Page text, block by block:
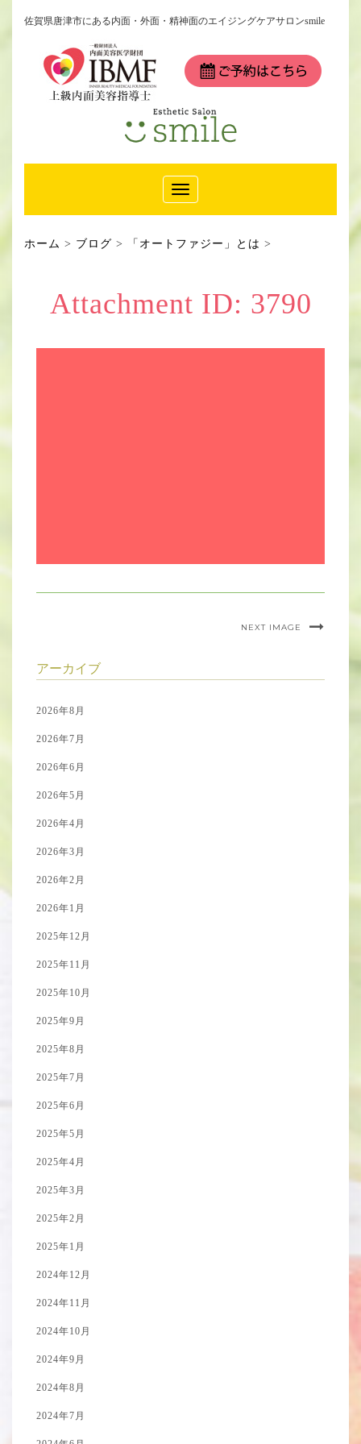
佐賀県唐津市にある内面・外面・精神面のエイジングケアサロンsmile
Toggle
Navigation
ホーム > ブログ > 「オートファジー」とは >
Attachment ID: 3790
NEXT IMAGE
アーカイブ
2026年8月
2026年7月
2026年6月
2026年5月
2026年4月
2026年3月
2026年2月
2026年1月
2025年12月
2025年11月
2025年10月
2025年9月
2025年8月
2025年7月
2025年6月
2025年5月
2025年4月
2025年3月
2025年2月
2025年1月
2024年12月
2024年11月
2024年10月
2024年9月
2024年8月
2024年7月